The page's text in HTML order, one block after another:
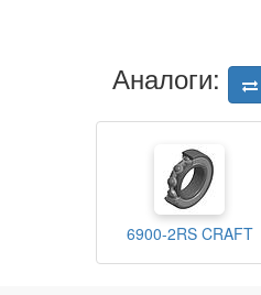
Аналоги:
6900-2RS CRAFT